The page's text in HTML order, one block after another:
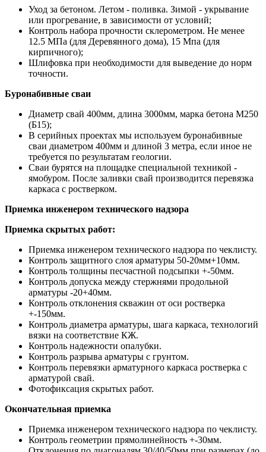
Уход за бетоном. Летом - поливка. Зимой - укрывание
или прогревание, в зависимости от условий;
Контроль набора прочности склерометром. Не менее
12.5 МПа (для Деревянного дома), 15 Мпа (для
кирпичного);
Шлифовка при необходимости для выведение до норм
точности.
Буронабивные сваи
Диаметр свай 400мм, длина 3000мм, марка бетона М250
(Б15);
В серийных проектах мы используем буронабивные
сваи диаметром 400мм и длиной 3 метра, если иное не
требуется по результатам геологии.
Сваи бурятся на площадке специальной техникой -
ямобуром. После заливки свай производится перевязка
каркаса с ростверком.
Приемка инженером технического надзора
Приемка скрытых работ:
Приемка инженером технического надзора по чеклисту.
Контроль защитного слоя арматуры 50-20мм+10мм.
Контроль толщины песчастной подсыпки +-50мм.
Контроль допуска между стержнями продольной
арматуры -20+40мм.
Контроль отклонения скважин от оси ростверка
+-150мм.
Контроль диаметра арматуры, шага каркаса, технологий
вязки на соответствие КЖ.
Контроль надежности опалубки.
Контроль разрыва арматуры с грунтом.
Контроль перевязки арматурного каркаса ростверка с
арматурой свай.
Фотофиксация скрытых работ.
Окончательная приемка
Приемка инженером технического надзора по чеклисту.
Контроль геометрии прямолинейность +-30мм.